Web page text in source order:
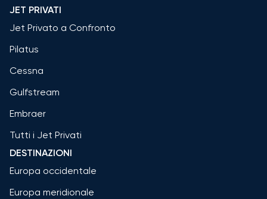
JET PRIVATI
Jet Privato a Confronto
Pilatus
Cessna
Gulfstream
Embraer
Tutti i Jet Privati
DESTINAZIONI
Europa occidentale
Europa meridionale